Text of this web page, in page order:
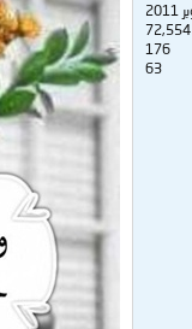
72,554
176
63